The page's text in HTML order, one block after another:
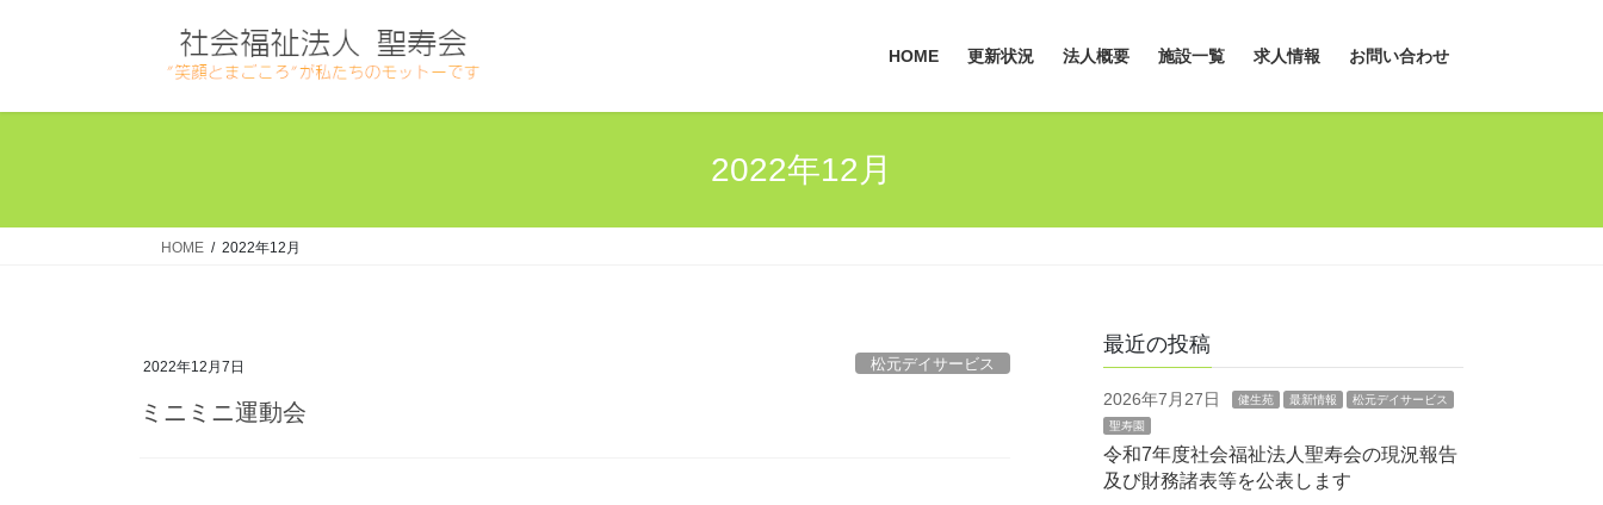
HOME 更新状況 法人概要 施設一覧 求人情報 お問い合わせ
2022年12月
HOME 2022年12月
2022年12月7日 松元デイサービス
ミニミニ運動会
最近の投稿
2026年7月27日 健生苑 最新情報
松元デイサービス
聖寿園
令和7年度社会福祉法人聖寿会の現況報告
及び財務諸表等を公表します